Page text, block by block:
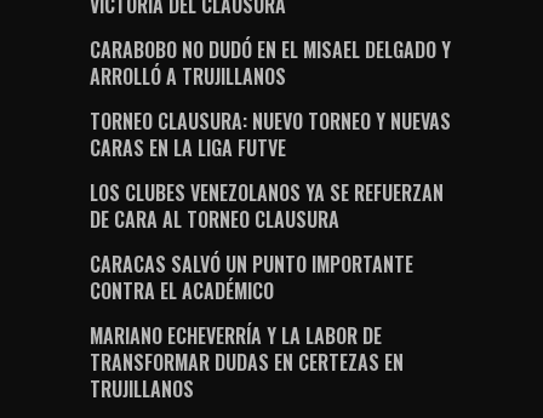
CARABOBO NO DUDÓ EN EL MISAEL DELGADO Y
ARROLLÓ A TRUJILLANOS
TORNEO CLAUSURA: NUEVO TORNEO Y NUEVAS
CARAS EN LA LIGA FUTVE
LOS CLUBES VENEZOLANOS YA SE REFUERZAN
DE CARA AL TORNEO CLAUSURA
CARACAS SALVÓ UN PUNTO IMPORTANTE
CONTRA EL ACADÉMICO
MARIANO ECHEVERRÍA Y LA LABOR DE
TRANSFORMAR DUDAS EN CERTEZAS EN
TRUJILLANOS